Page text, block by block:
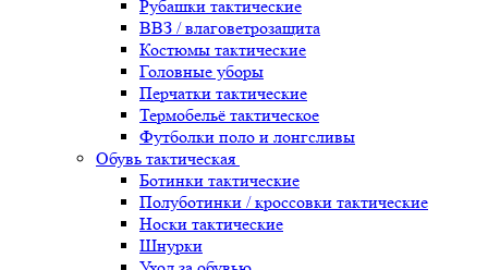
Рубашки тактические
ВВЗ / влаговетрозащита
Костюмы тактические
Головные уборы
Перчатки тактические
Термобельё тактическое
Футболки поло и лонгсливы
Обувь тактическая
Ботинки тактические
Полуботинки / кроссовки тактические
Носки тактические
Шнурки